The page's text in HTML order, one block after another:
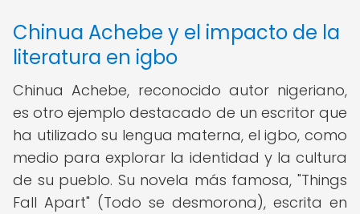
Chinua Achebe y el impacto de la
literatura en igbo
Chinua Achebe, reconocido autor nigeriano,
es otro ejemplo destacado de un escritor que
ha utilizado su lengua materna, el igbo, como
medio para explorar la identidad y la cultura
de su pueblo. Su novela más famosa, "Things
Fall Apart" (Todo se desmorona), escrita en